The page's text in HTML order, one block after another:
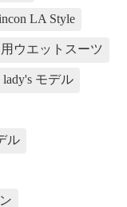
LA Style
ウエットスーツ
lady's モデル
ル